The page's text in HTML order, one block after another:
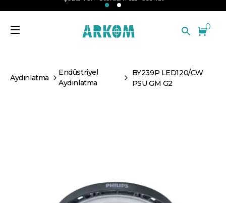
0
Aydınlatma
Endüstriyel
Aydınlatma
BY239P LED120/CW
PSU GM G2